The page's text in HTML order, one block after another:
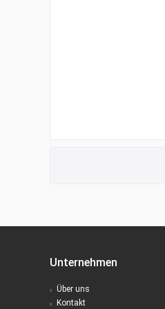
Unternehmen
Über uns
Kontakt